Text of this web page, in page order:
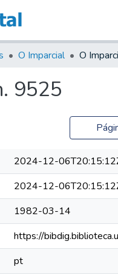
O Imparcial O
9525
2024-12-
2024-12-
1982-03-14
https://
pt